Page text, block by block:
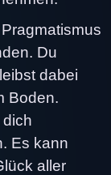
Du
dabei
Boden.
Es kann
aller